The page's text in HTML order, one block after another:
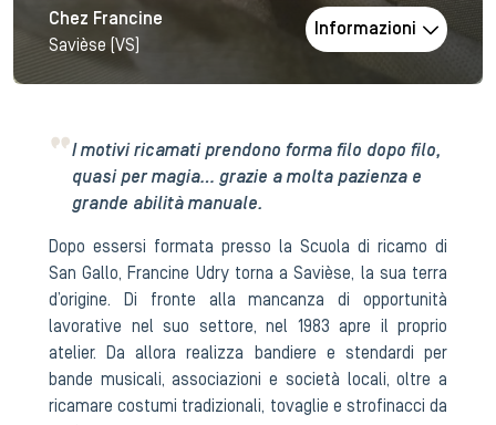
Chez Francine
Savièse (VS)
Informazioni
I motivi ricamati prendono forma filo dopo filo,
quasi per magia… grazie a molta pazienza e
grande abilità manuale.
Dopo essersi formata presso la Scuola di ricamo di
San Gallo, Francine Udry torna a Savièse, la sua terra
d’origine. Di fronte alla mancanza di opportunità
lavorative nel suo settore, nel 1983 apre il proprio
atelier. Da allora realizza bandiere e stendardi per
bande musicali, associazioni e società locali, oltre a
ricamare costumi tradizionali, tovaglie e strofinacci da